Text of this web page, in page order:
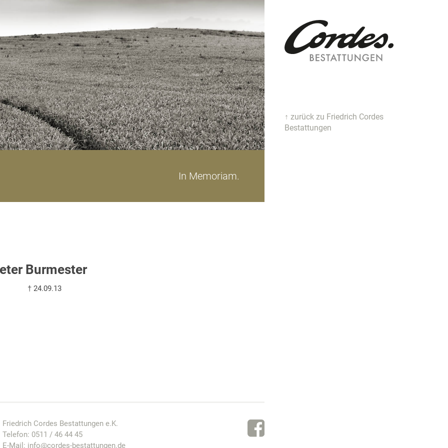
↑ zurück zu Friedrich Cordes
Bestattungen
In Memoriam.
Burmester
† 24.09.13
Friedrich Cordes Bestattungen e.K.
Telefon: 0511 / 46 44 45
E-Mail: info@cordes-bestattungen.de